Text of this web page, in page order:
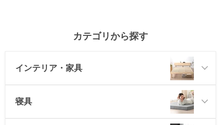
れしく思っております。
いたします。
≫もっと見る≪
カテゴリから探す
インテリア・家具
寝具